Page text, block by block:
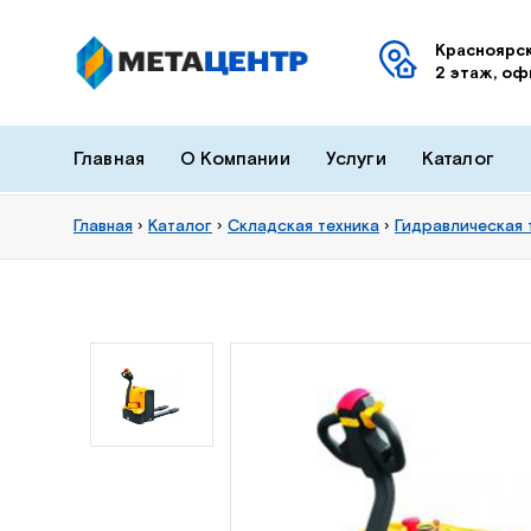
2 этаж,
Главная О Компании Услуги Каталог
Главная › Каталог › Складская техника › Гидравлическая